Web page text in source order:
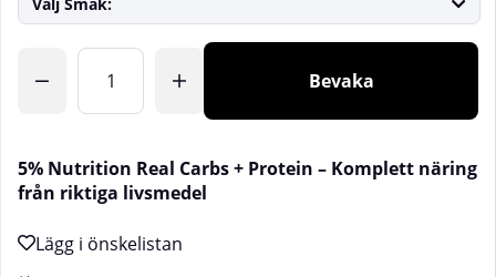
Bevaka
5% Nutrition Real Carbs + Protein – Komplett näring
från riktiga livsmedel